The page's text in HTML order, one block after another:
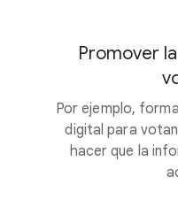
Promover
Por ejemplo,
digital para
hacer que la